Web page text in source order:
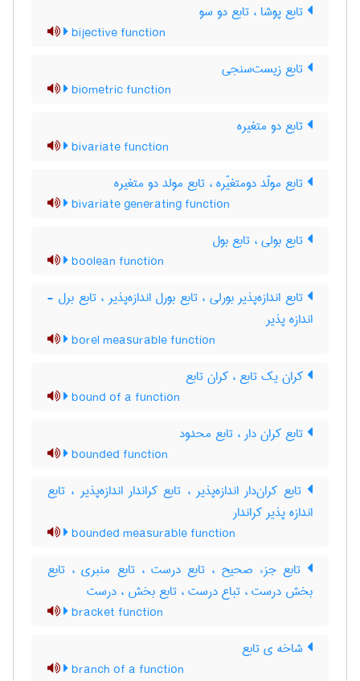
تابع پوشا ، تابع دو سو
bijective function
تابع زیست‌سنجی
biometric function
تابع دو متغیره
bivariate function
تابع مولّد دومتغیّره ، تابع مولد دو متغیره
bivariate generating function
تابع بولی ، تابع بول
boolean function
تابع اندازه‌پذیر بورلی ، تابع بورل اندازه‌پذیر ، تابع برل -
اندازه پذیر
borel measurable function
کران یک تابع ، کران تابع
bound of a function
تابع کران دار ، تابع محدود
bounded function
تابع کران‌دار اندازه‌پذیر ، تابع کراندار اندازه‌پذیر ، تابع
اندازه پذیر کراندار
bounded measurable function
تابع جزء صحیح ، تابع درست ، تابع منبری ، تابع
بخش درست ، تباع درست ، تابع بخش ، درست
bracket function
شاخه ی تابع
branch of a function